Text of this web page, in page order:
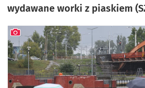
wydawane worki z piaskiem